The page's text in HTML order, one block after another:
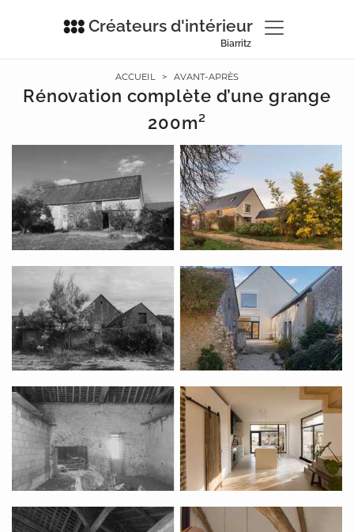
Créateurs d'intérieur
Biarritz
ACCUEIL > AVANT-APRÈS
Rénovation complète d’une grange
200m²